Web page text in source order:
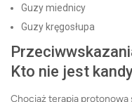
Guzy miednicy
Guzy kręgosłupa
Kto nie jest
Chociaż terapia